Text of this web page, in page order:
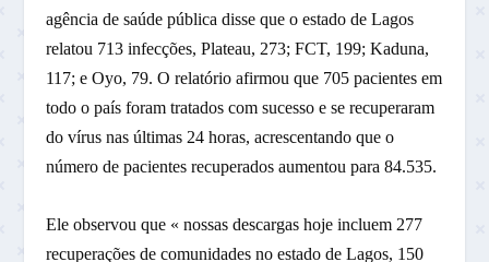
agência de saúde pública disse que o estado de Lagos
relatou 713 infecções, Plateau, 273; FCT, 199; Kaduna,
117; e Oyo, 79. O relatório afirmou que 705 pacientes em
todo o país foram tratados com sucesso e se recuperaram
do vírus nas últimas 24 horas, acrescentando que o
número de pacientes recuperados aumentou para 84.535.
Ele observou que « nossas descargas hoje incluem 277
recuperações de comunidades no estado de Lagos, 150